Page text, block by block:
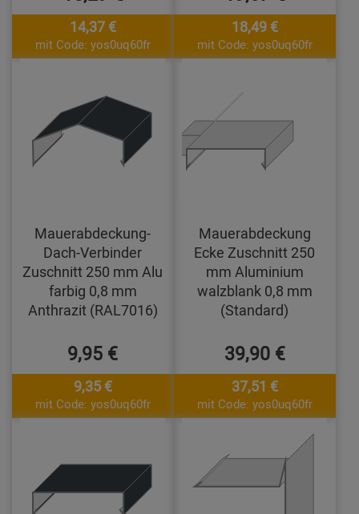
14,37 €
mit Code: yos0uq60fr
18,49 €
mit Code: yos0uq60fr
Mauerabdeckung-
Dach-Verbinder
Zuschnitt 250 mm Alu
farbig 0,8 mm
Anthrazit (RAL7016)
9,95 €
9,35 €
mit Code: yos0uq60fr
Mauerabdeckung
Ecke Zuschnitt 250
mm Aluminium
walzblank 0,8 mm
(Standard)
39,90 €
37,51 €
mit Code: yos0uq60fr